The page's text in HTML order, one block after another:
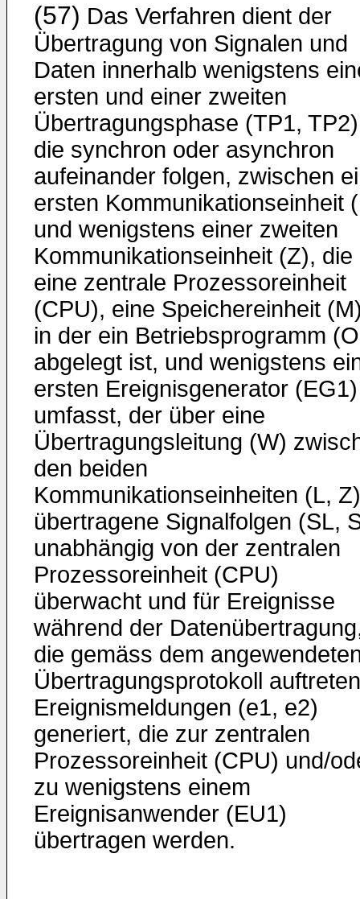
(57) Das Verfahren dient der
Übertragung von Signalen und
Daten innerhalb wenigstens
ersten und einer zweiten
Übertragungsphase (TP1,
die synchron oder asynchron
aufeinander folgen, zwischen
ersten Kommunikationseinheit
und wenigstens einer zweiten
Kommunikationseinheit (Z), die
eine zentrale Prozessoreinheit
(CPU), eine Speichereinheit
in der ein Betriebsprogramm
abgelegt ist, und wenigstens
ersten Ereignisgenerator (EG1)
umfasst, der über eine
Übertragungsleitung (W)
den beiden
Kommunikationseinheiten (L, Z)
übertragene Signalfolgen (SL,
unabhängig von der zentralen
Prozessoreinheit (CPU)
überwacht und für Ereignisse
während der
die gemäss dem
Übertragungsprotokoll
Ereignismeldungen (e1, e2)
generiert, die zur zentralen
Prozessoreinheit (CPU) und/
zu wenigstens einem
Ereignisanwender (EU1)
übertragen werden.